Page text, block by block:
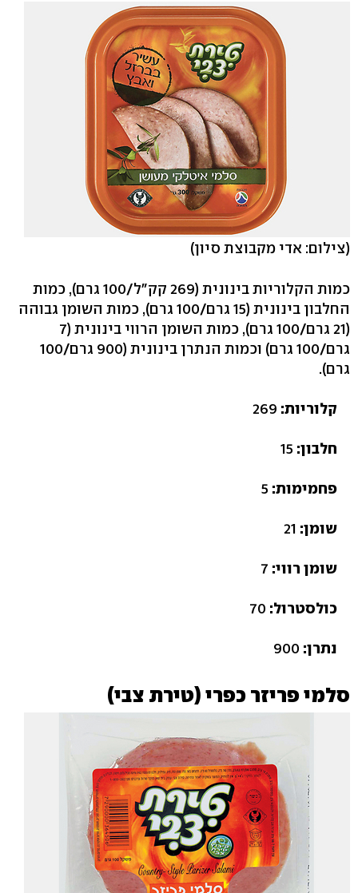
(צילום: אדי מקבוצת סיון)
כמות הקלוריות בינונית (269 קק"ל/100 גרם), כמות
החלבון בינונית (15 גרם/100 גרם), כמות השומן גבוהה
(21 גרם/100 גרם), כמות השומן הרווי בינונית (7
גרם/100 גרם) וכמות הנתרן בינונית (900 גרם/100
גרם).
קלוריות:
חלבון:
פחמימות:
שומן:
שומן רווי:
כולסטרול:
נתרן: 900
סלמי פריזר כפרי (טירת צבי)